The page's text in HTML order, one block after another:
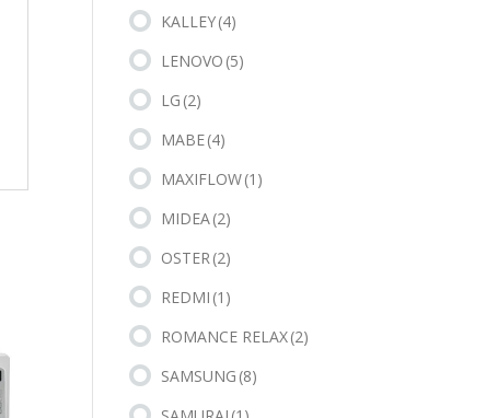
KALLEY(4)
LENOVO (5)
LG (2)
MABE(4)
MAXIFLOW(1)
MIDEA(2)
OSTER (2)
REDMI (1)
ROMANCE RELAX(2)
SAMSUNG (8)